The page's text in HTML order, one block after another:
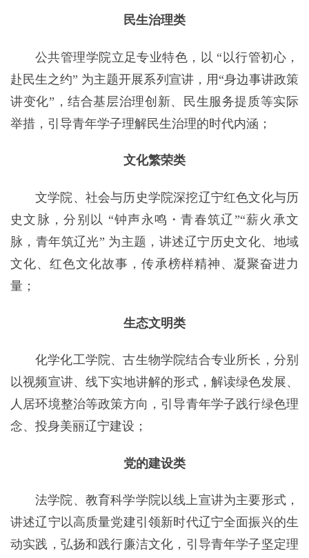
民生治理类
公共管理学院立足专业特色，以 “以行管初心，
赴民生之约” 为主题开展系列宣讲，用“身边事讲政策
讲变化”，结合基层治理创新、民生服务提质等实际
举措，引导青年学子理解民生治理的时代内涵；
文化繁荣类
文学院、社会与历史学院深挖辽宁红色文化与历
史文脉，分别以 “钟声永鸣・青春筑辽”“薪火承文
脉，青年筑辽光” 为主题，讲述辽宁历史文化、地域
文化、红色文化故事，传承榜样精神、凝聚奋进力
量；
生态文明类
化学化工学院、古生物学院结合专业所长，分别
以视频宣讲、线下实地讲解的形式，解读绿色发展、
人居环境整治等政策方向，引导青年学子践行绿色理
念、投身美丽辽宁建设；
党的建设类
法学院、教育科学学院以线上宣讲为主要形式，
讲述辽宁以高质量党建引领新时代辽宁全面振兴的生
动实践，弘扬和践行廉洁文化，引导青年学子坚定理